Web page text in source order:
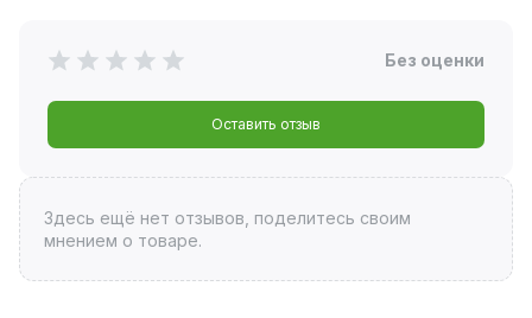
Без оценки
Оставить отзыв
Здесь ещё нет отзывов, поделитесь своим
мнением о товаре.